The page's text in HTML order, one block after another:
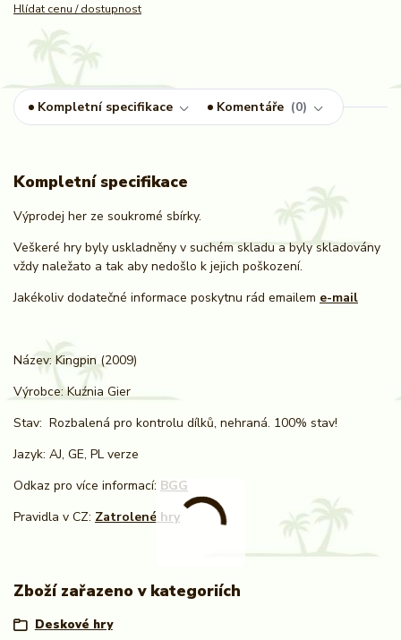
Hlídat cenu / dostupnost
Kompletní specifikace Komentáře 0
Kompletní specifikace
Výprodej her ze soukromé sbírky.
Veškeré hry byly uskladněny v suchém skladu a byly skladovány
vždy naležato a tak aby nedošlo k jejich poškození.
Jakékoliv dodatečné informace poskytnu rád emailem e-mail
Název: Kingpin(2009)
Výrobce:Kuźnia Gier
Stav: Rozbalená pro kontrolu dílků, nehraná. 100% stav!
Jazyk: AJ, GE, PL verze
Odkaz pro více informací: BGG
Pravidla v CZ: Zatrolené hry
Zboží zařazeno v kategoriích
Deskové hry